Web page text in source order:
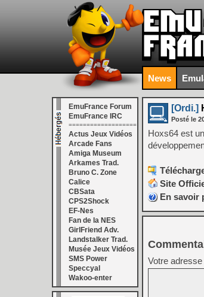
News
EmuFrance Forum
EmuFrance IRC
===================
Actus Jeux Vidéos
Arcade Fans
Amiga Museum
Arkames Trad.
Bruno C. Zone
Calice
CBSata
CPS2Shock
EF-Nes
Fan de la NES
GirlFriend Adv.
Landstalker Trad.
Musée Jeux Vidéos
SMS Power
Speccyal
Wakoo-enter
[Ordi.]
Posté le
Hoxs64 est
Site
En savoir
Votre